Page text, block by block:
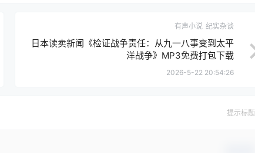
有声小说 纪实杂谈
日本读卖新闻《检证战争责任：从九一八事变到太平
洋战争》MP3免费打包下载
2026-5-22 20:54:26
提示标题